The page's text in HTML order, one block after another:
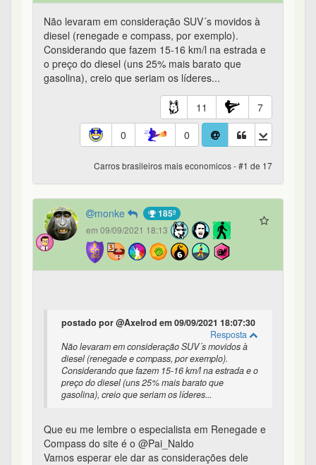
Não levaram em consideração SUV´s movidos à
diesel (renegade e compass, por exemplo).
Considerando que fazem 15-16 km/l na estrada e
o preço do diesel (uns 25% mais barato que
gasolina), creio que seriam os líderes...
11
7
0
0
Carros brasileiros mais economicos - #1 de 17
monke 185º
em 09/09/2021 18:13
postado por @Axelrod em 09/09/2021 18:07:30
Resposta
Não levaram em consideração SUV´s movidos à
diesel (renegade e compass, por exemplo).
Considerando que fazem 15-16 km/l na estrada e o
preço do diesel (uns 25% mais barato que
gasolina), creio que seriam os líderes...
Que eu me lembre o especialista em Renegade e
Compass do site é o @Pai_Naldo
Vamos esperar ele dar as considerações dele